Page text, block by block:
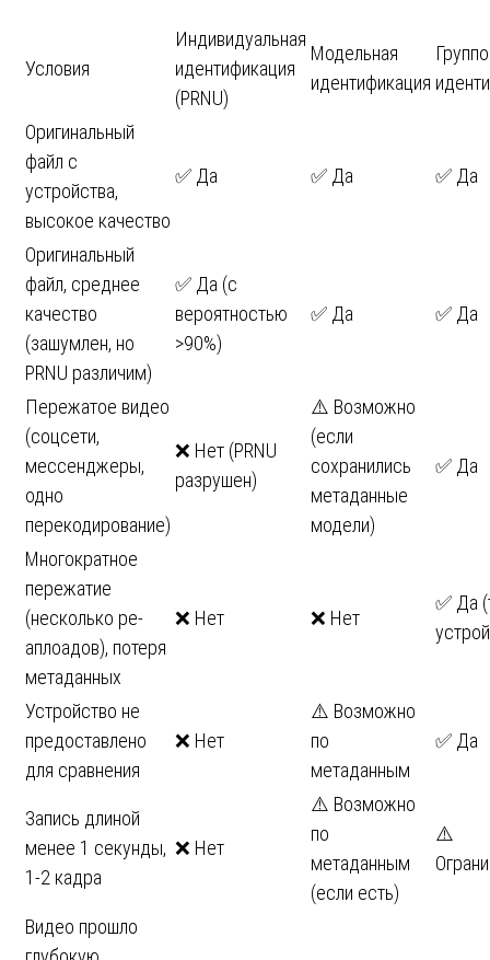
Условия
Индивидуальная
идентификация
(PRNU)
Модельная
идентификация
Оригинальный
файл с
устройства,
высокое качество
✅ Да ✅ Да ✅ Да
Оригинальный
файл, среднее
качество
(зашумлен, но
PRNU различим)
✅ Да (с
вероятностью
>90%)
✅ Да ✅ Да
Пережатое видео
(соцсети,
мессенджеры,
одно
перекодирование)
❌ Нет (PRNU
разрушен)
⚠️ Возможно
(если
сохранились
метаданные
модели)
✅ Да
Многократное
пережатие
(несколько ре-
аплоадов), потеря
метаданных
❌ Нет ❌ Нет
✅ Да
Устройство не
предоставлено
для сравнения
❌ Нет
⚠️ Возможно
по
метаданным
✅ Да
Запись длиной
менее 1 секунды,
1-2 кадра
❌ Нет
⚠️ Возможно
по
метаданным
(если есть)
⚠️
Видео прошло